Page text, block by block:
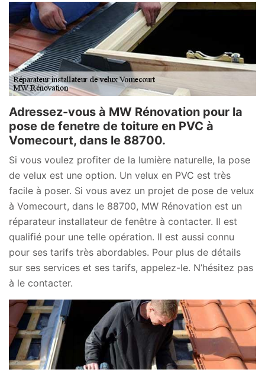
Adressez-vous à MW Rénovation pour la
pose de fenetre de toiture en PVC à
Vomecourt, dans le 88700.
Si vous voulez profiter de la lumière naturelle, la pose
de velux est une option. Un velux en PVC est très
facile à poser. Si vous avez un projet de pose de velux
à Vomecourt, dans le 88700, MW Rénovation est un
réparateur installateur de fenêtre à contacter. Il est
qualifié pour une telle opération. Il est aussi connu
pour ses tarifs très abordables. Pour plus de détails
sur ses services et ses tarifs, appelez-le. N’hésitez pas
à le contacter.